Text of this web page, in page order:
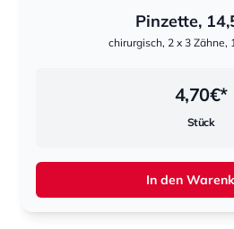
Pinzette,
chirurgisch, 2 x 3 Zähne,
4,70€*
Stück
In den